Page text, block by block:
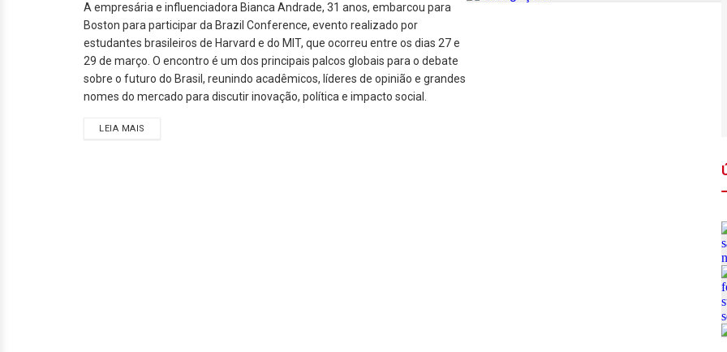
A empresária e influenciadora Bianca Andrade, 31 anos, embarcou para
Boston para participar da Brazil Conference, evento realizado por
estudantes brasileiros de Harvard e do MIT, que ocorreu entre os dias 27 e
29 de março. O encontro é um dos principais palcos globais para o debate
sobre o futuro do Brasil, reunindo acadêmicos, líderes de opinião e grandes
nomes do mercado para discutir inovação, política e impacto social.
LEIA MAIS